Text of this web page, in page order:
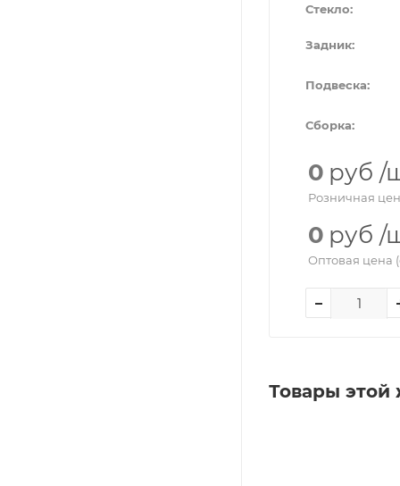
Стекло:
Задник:
Подвеска:
Сборка:
0 руб /
Розничная
0 руб /
Оптовая цена
Товары этой